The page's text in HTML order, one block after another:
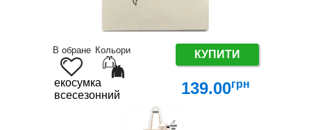
В обране Кольори КУПИТИ
екосумка
всесезонний
139.00грн